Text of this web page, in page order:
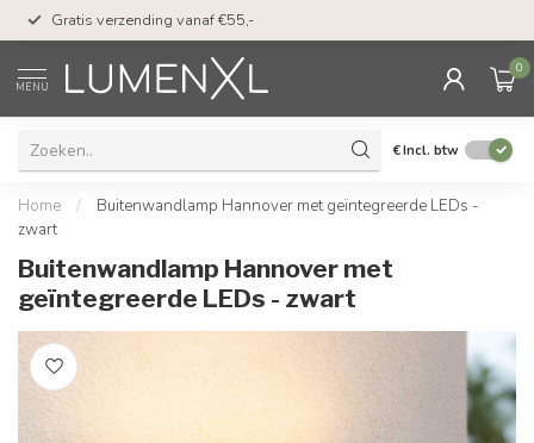
Gratis verzending vanaf €55,-
MENU
0
€Incl. btw
Home /
Buitenwandlamp Hannover met geïntegreerde LEDs -
zwart
Buitenwandlamp Hannover met
geïntegreerde LEDs - zwart